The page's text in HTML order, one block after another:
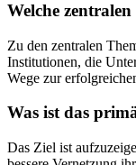
Welche
Zu den zentralen
Institutionen, die
Wege zur
Was ist das
Das Ziel ist